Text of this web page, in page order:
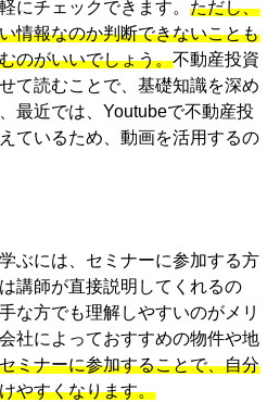
にチェックできます。ただし、
情報なのか判断できないことも
のがいいでしょう。不動産投資
て読むことで、基礎知識を深め
最近では、Youtubeで不動産投
ているため、動画を活用するの
ぶには、セミナーに参加する方
講師が直接説明してくれるの
な方でも理解しやすいのがメリ
社によっておすすめの物件や地
ミナーに参加することで、自分
やすくなります。